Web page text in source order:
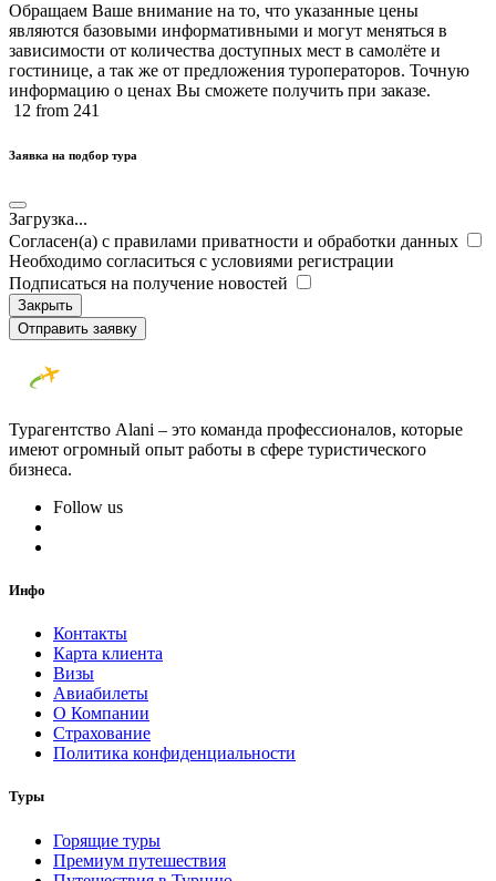
Обращаем Ваше внимание на то, что указанные цены
являются базовыми информативными и могут меняться в
зависимости от количества доступных мест в самолёте и
гостинице, а так же от предложения туроператоров. Точную
информацию о ценах Вы сможете получить при заказе.​
12 from 241
Заявка на подбор тура
Загрузка...
Согласен(а) с правилами приватности и обработки данных
Необходимо согласиться с условиями регистрации
Подписаться на получение новостей
Закрыть
Отправить заявку
Турагентство Alani – это команда профессионалов, которые
имеют огромный опыт работы в сфере туристического
бизнеса.
Follow us
Инфо
Контакты
Карта клиента
Визы
Авиабилеты
О Компании
Страхование
Политика конфиденциальности
Туры
Горящие туры
Премиум путешествия